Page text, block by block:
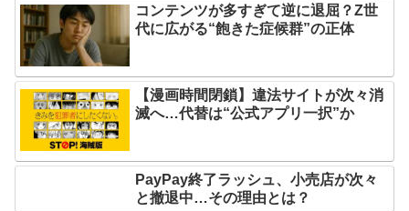
コンテンツが多すぎて逆に退屈？Z世
代に広がる“飽きた症候群”の正体
【漫画時間閉鎖】違法サイトが次々消
滅へ…代替は“公式アプリ一択”か
PayPay終了ラッシュ、小売店が次々
と撤退中…その理由とは？